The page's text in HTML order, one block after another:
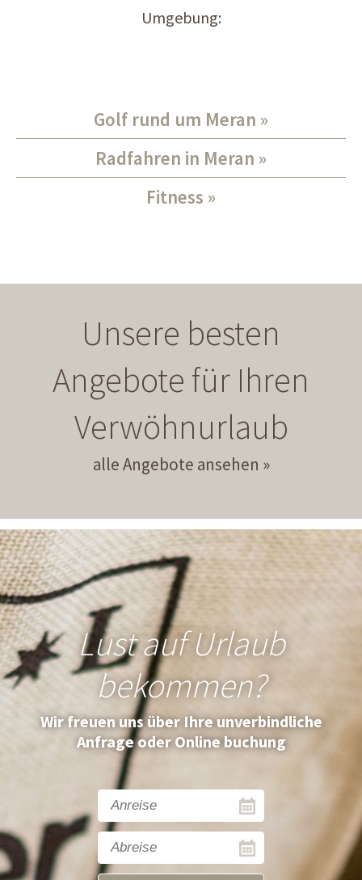
Umgebung:
Golf rund um Meran
Radfahren in Meran
Fitness
Unsere besten
Angebote für Ihren
Verwöhnurlaub
alle Angebote ansehen
Lust auf Urlaub
bekommen?
Wir freuen uns über Ihre unverbindliche
Anfrage oder Online buchung